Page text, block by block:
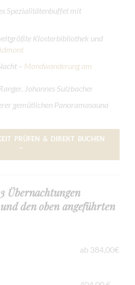
Spezialitätenbuffet mit
Klosterbibliothek und
– Mondwanderung am
Johannes Sulzbacher
gemütlichen Panoramasauna
PRÜFEN & DIREKT BUCHEN
→
Übernachtungen
den oben angeführten
ab 384,00€